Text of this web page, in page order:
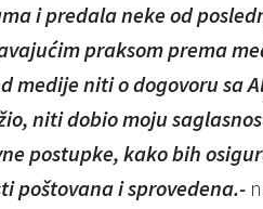
i predala neke od
praksom prema
medije niti o dogovoru sa
niti dobio moju
postupke, kako bih
poštovana i sprovedena.-